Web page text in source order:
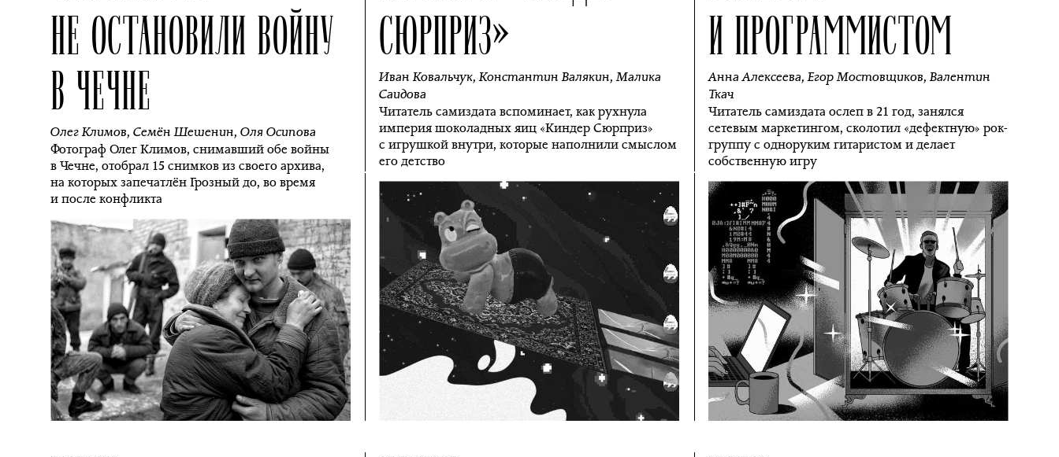
НЕ ОСТАНОВИЛИ ВОЙНУ
В ЧЕЧНЕ
Олег Климов, Семён Шешенин, Оля Осипова
Фотограф Олег Климов, снимавший обе войны
в Чечне, отобрал 15 снимков из своего архива,
на которых запечатлён Грозный до, во время
и после конфликта
СЮРПРИЗ»
Иван Ковальчук,Константин Валякин,Малика
Саидова
Читатель самиздата вспоминает, как рухнула
империя шоколадных яиц «Киндер Сюрприз»
с игрушкой внутри, которые наполнили смыслом
его детство
И ПРОГРАММИСТОМ
Анна Алексеева,Егор Мостовщиков,Валентин
Ткач
Читатель самиздата ослеп в 21 год, занялся
сетевым маркетингом, сколотил «дефектную» рок-
группу с одноруким гитаристом и делает
собственную игру